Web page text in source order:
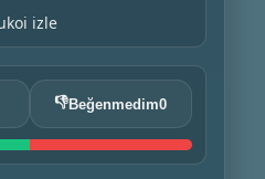
👎Beğenmedim0